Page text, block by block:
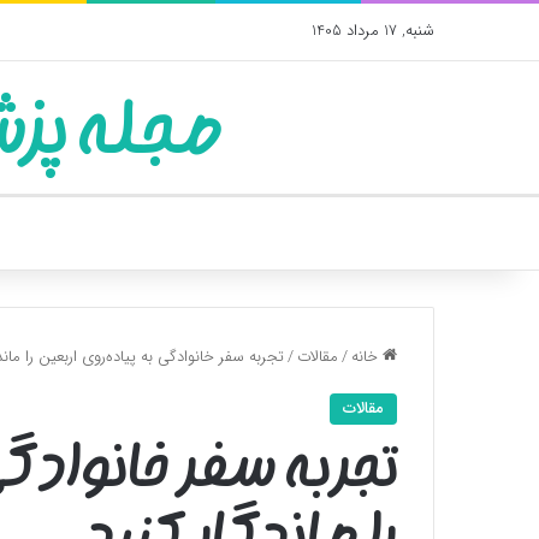
شنبه, 17 مرداد 1405
مجله
خانه/مقالات/تجربه سفر خانوادگی به پیاده‌روی اربعین را
مقالات
تجربه سفر